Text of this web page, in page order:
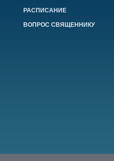
РАСПИСАНИЕ
ВОПРОС СВЯЩЕННИКУ